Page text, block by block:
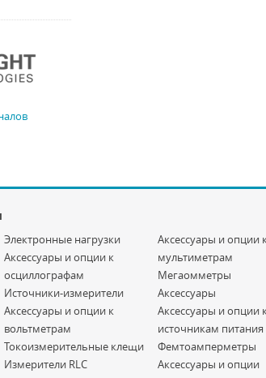
Электронные нагрузки
Аксессуары и опции к
осциллографам
Источники-измерители
Аксессуары и опции к
вольтметрам
Токоизмерительные клещи
Измерители RLC
Аксессуары и опции
мультиметрам
Мегаомметры
Аксессуары
Аксессуары и опции
источникам питания
Фемтоамперметры
Аксессуары и опции